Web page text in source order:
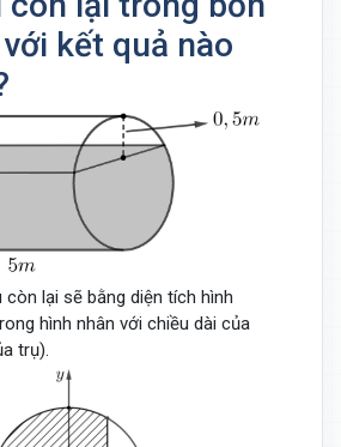
kết quả nào
còn lại sẽ bằng diện tích hình
hình nhân với chiều dài của
trụ).